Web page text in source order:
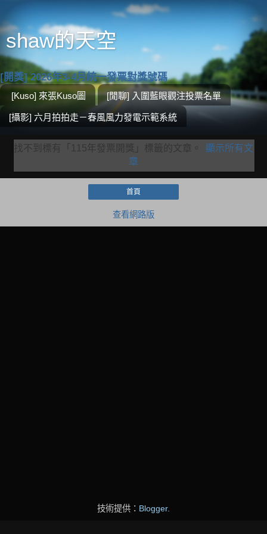
shaw的天空
[開獎] 2026年3-4月統一發票對獎號碼
[Kuso] 來張Kuso圖 [閒聊] 入圍藍眼觀注投票名單
[攝影] 六月拍拍走－春風風力發電示範系統
找不到標有「115年發票開獎」 標籤的文章。
顯示所有文
章
首頁
查看網路版
技術提供： Blogger.